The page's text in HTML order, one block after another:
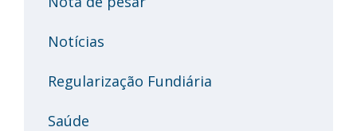
Notícias
Regularização Fundiária
Saúde